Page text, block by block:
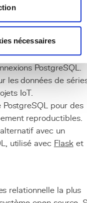
nécessaires
qui transforme
web pour
qui réduit la
PostgreSQL.
les données de
IoT.
pour des
reproductibles.
avec un
utilisé avec Flasket
relationnelle la plus